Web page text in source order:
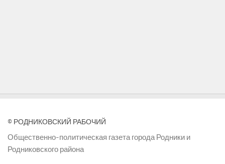
© РОДНИКОВСКИЙ РАБОЧИЙ
Общественно-политическая газета города Родники и
Родниковского района